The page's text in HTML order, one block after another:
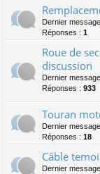
Dernier
Réponses : 1
Roue de
discussion
Dernier
Réponses : 933
Touran
Dernier
Réponses : 18
Câble
Dernier